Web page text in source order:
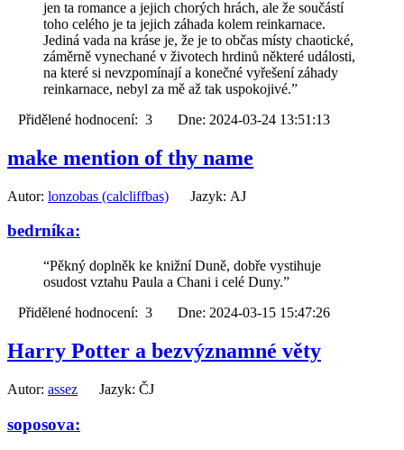
jen ta romance a jejich chorých hrách, ale že součástí
toho celého je ta jejich záhada kolem reinkarnace.
Jediná vada na kráse je, že je to občas místy chaotické,
záměrně vynechané v životech hrdinů některé události,
na které si nevzpomínají a konečné vyřešení záhady
reinkarnace, nebyl za mě až tak uspokojivé.”
Přidělené hodnocení: 3 Dne: 2024-03-24 13:51:13
make mention of thy name
Autor: lonzobas (calcliffbas) Jazyk: AJ
bedrníka:
“Pěkný doplněk ke knižní Duně, dobře vystihuje
osudost vztahu Paula a Chani i celé Duny.”
Přidělené hodnocení: 3 Dne: 2024-03-15 15:47:26
Harry Potter a bezvýznamné věty
Autor: assez Jazyk: ČJ
soposova: